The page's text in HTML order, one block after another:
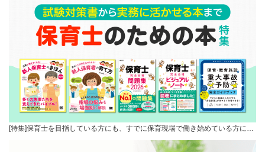
[特集]保育士を目指している方にも、すでに保育現場で働き始めている方に…